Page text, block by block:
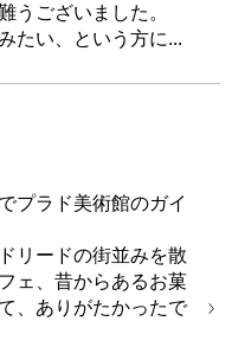
うございました。
たい、という方に...
プラド美術館のガイ
リードの街並みを散
ェ、昔からあるお菓
、ありがたかったで